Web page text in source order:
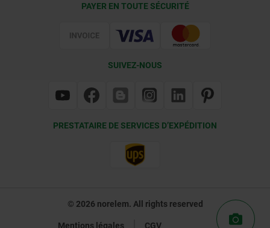
PAYER EN TOUTE SÉCURITÉ
SUIVEZ-NOUS
PRESTATAIRE DE SERVICES D’EXPÉDITION
© 2026 norelem. All rights reserved
Mentions légales CGV